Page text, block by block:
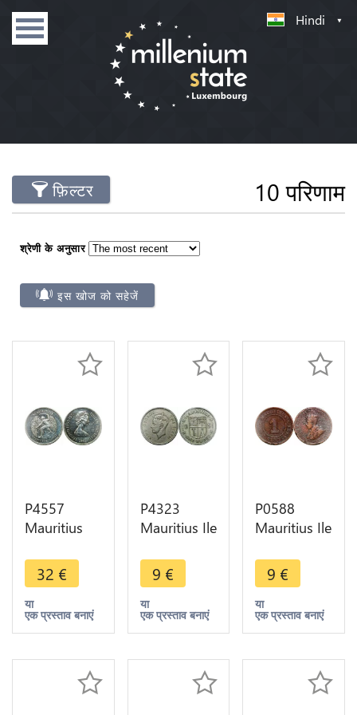
Hindi
फ़िल्टर 10 परिणाम
श्रेणी के अनुसार
इस खोज को सहेजें
P4557
Mauritius
Elisabeth II
1977 Silver
Proof
32 €
या
एक प्रस्ताव बनाएं
P4323
Mauritius Ile
Rupee
George VI
1951 ->
Make offer
9 €
या
एक प्रस्ताव बनाएं
P0588
Mauritius Ile
Cent
Elizabeth II
1921 -
>Make
9 €
या
एक प्रस्ताव बनाएं